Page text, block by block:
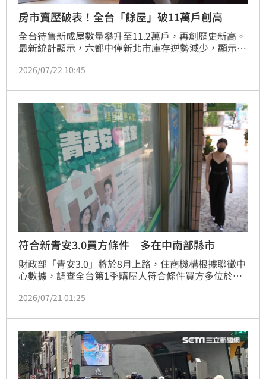
房市賣壓破表！全台「餘屋」破11萬戶創高
全台待售新成屋數量攀升至11.2萬戶，再創歷史新高。
最新統計顯示，六都中僅新北市庫存逆勢減少，顯示其
積電效應帶動大量推案，卻受央行房貸緊縮影響，去化
預售屋完工潮與市場去化速度脫節是庫存累積主因。在
房貸環境偏緊與經濟不確定性下，待售庫存短期內恐維
持高檔。建議自住購屋族可將目光轉向具備抗跌保值特
性、屋主讓利空間較大的中古屋市場，作為更穩健的置
產選擇。
2026/07/22 10:45
符合新青安3.0買方條件 多在中南部縣市
財政部「青安3.0」將於8月上路，住商機構根據聯徵中
心數據，調查全台第1季購屋人符合條件買方多位於中
2026/07/21 01:25